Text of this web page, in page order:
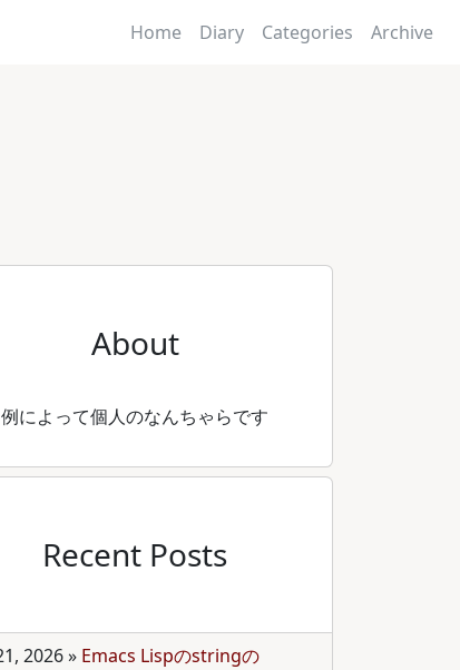
Home Diary Categories Archive
About
例によって個人のなんちゃらです
Recent Posts
2026» Emacs Lispのstringの